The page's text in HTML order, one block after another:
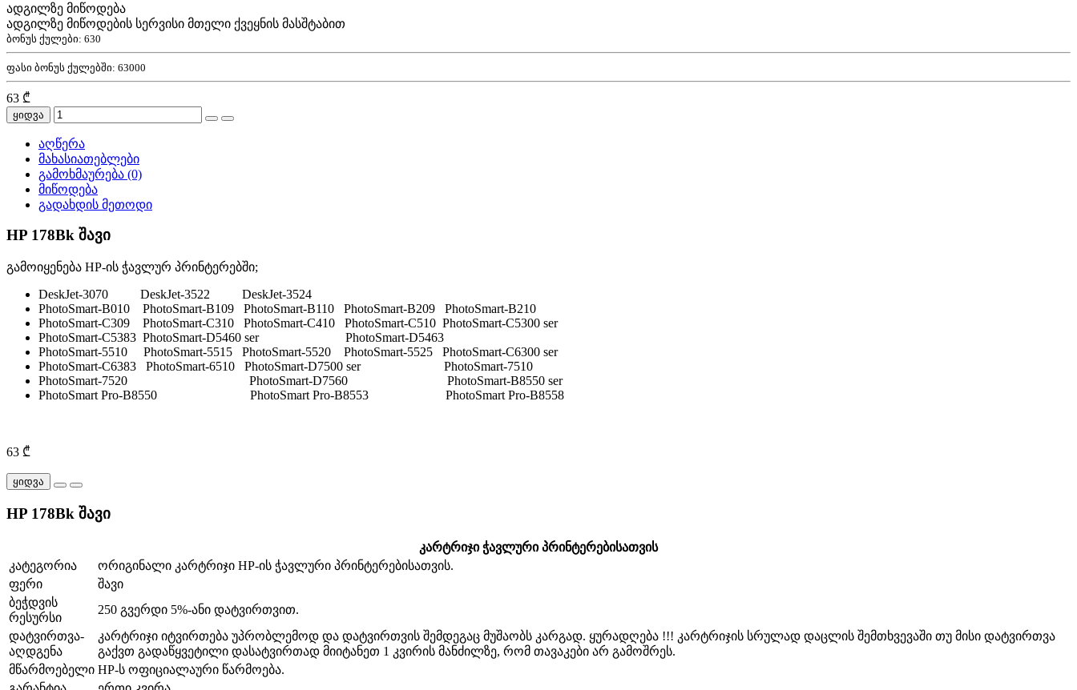
ადგილზე მიწოდება
ადგილზე მიწოდების სერვისი მთელი ქვეყნის მასშტაბით
ბონუს ქულები: 630
ფასი ბონუს ქულებში: 63000
63 ₾
ყიდვა
აღწერა
მახასიათებლები
გამოხმაურება (0)
მიწოდება
გადახდის მეთოდი
HP 178Bk შავი
გამოიყენება HP-ის ჭავლურ პრინტერებში;
DeskJet-3070 DeskJet-3522 DeskJet-3524
PhotoSmart-B010 PhotoSmart-B109 PhotoSmart-B110 PhotoSmart-B209 PhotoSmart-B210
PhotoSmart-C309 PhotoSmart-C310 PhotoSmart-C410 PhotoSmart-C510 PhotoSmart-C5300 ser
PhotoSmart-C5383 PhotoSmart-D5460 ser PhotoSmart-D5463
PhotoSmart-5510 PhotoSmart-5515 PhotoSmart-5520 PhotoSmart-5525 PhotoSmart-C6300 ser
PhotoSmart-C6383 PhotoSmart-6510 PhotoSmart-D7500 ser PhotoSmart-7510
PhotoSmart-7520 PhotoSmart-D7560 PhotoSmart-B8550 ser
PhotoSmart Pro-B8550 PhotoSmart Pro-B8553 PhotoSmart Pro-B8558
63 ₾
ყიდვა
HP 178Bk შავი
კარტრიჯი ჭავლური პრინტერებისათვის
კატეგორია
ორიგინალი კარტრიჯი HP-ის ჭავლური პრინტერებისათვის.
ფერი
შავი
ბეჭდვის
რესურსი
250 გვერდი 5%-ანი დატვირთვით.
დატვირთვა-
აღდგენა
კარტრიჯი იტვირთება უპრობლემოდ და დატვირთვის შემდეგაც მუშაობს კარგად. ყურადღება !!! კარტრიჯის სრულად დაცლის შემთხვევაში თუ მისი დატვირთვა
გაქვთ გადაწყვეტილი დასატვირთად მიიტანეთ 1 კვირის მანძილზე, რომ თავაკები არ გამოშრეს.
მწარმოებელი HP-ს ოფიციალაური წარმოება.